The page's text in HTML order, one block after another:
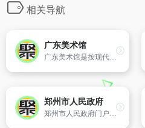
相关导航
广东美术馆
广东美术馆是按现代多功能目标规划建设的造型艺术博物馆,是一个不以营利为目的、为社会和社会发展服务、向公众开放的文化事业机构,于1997年11月28日落成开馆。2011年6月29日起免费对外开放,同年被评为首批国家重点美术馆。总建筑面积22000平方米,共设有12个展厅,展区面积8000平方米。
郑州市人民政府
郑州市人民政府门户网站以宣传郑州、发布政务信息、提供便民服务和拓展网上办事为主要内容。是郑州市政府各部门在互联网上发布权威政府信息和提供在线服务的总平台。?